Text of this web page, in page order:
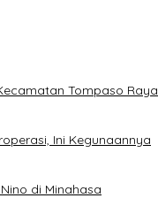
Tompaso Raya
Ini Kegunaannya
di Minahasa